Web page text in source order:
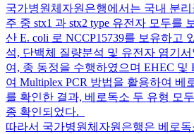
국가병원체자원은행에서는 국내 분리
주 중 stx1 과 stx2 type 유전자 모두를
산 E. coli 로 NCCP15739를 보유하고
석, 단백체 질량분석 및 유전자 염기
여, 종 동정을 수행하였으며 EHEC 및
여 Multiplex PCR 방법을 활용하여 베
를 확인한 결과, 베로독소 두 유형 모
종 확인되었다.
따라서 국가병원체자원은행은 베로